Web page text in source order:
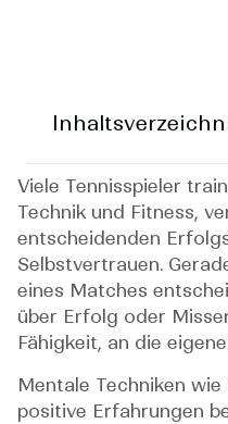
Viele Tennisspieler
Technik und Fitness,
entscheidenden
Selbstvertrauen.
eines Matches
über Erfolg oder
Fähigkeit, an die
Mentale Techniken
positive Erfahrungen